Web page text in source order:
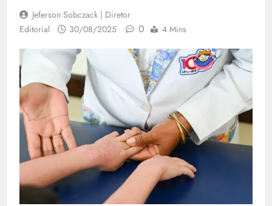
Jeferson Sobczack | Diretor
Editorial
30/08/2025 0 4 Mins